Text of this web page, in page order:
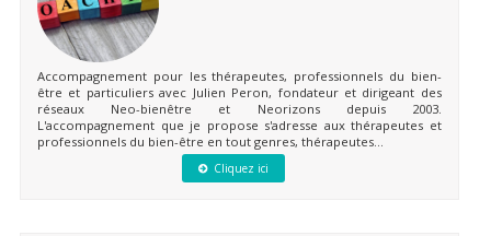
Accompagnement pour les thérapeutes, professionnels du bien-
être et particuliers avec Julien Peron, fondateur et dirigeant des
réseaux Neo-bienêtre et Neorizons depuis 2003.
L'accompagnement que je propose s'adresse aux thérapeutes et
professionnels du bien-être en tout genres, thérapeutes...
Cliquez ici